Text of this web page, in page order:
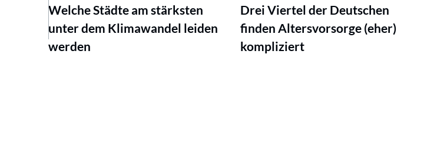
Welche Städte am stärksten
unter dem Klimawandel leiden
werden
Drei Viertel der Deutschen
finden Altersvorsorge (eher)
kompliziert